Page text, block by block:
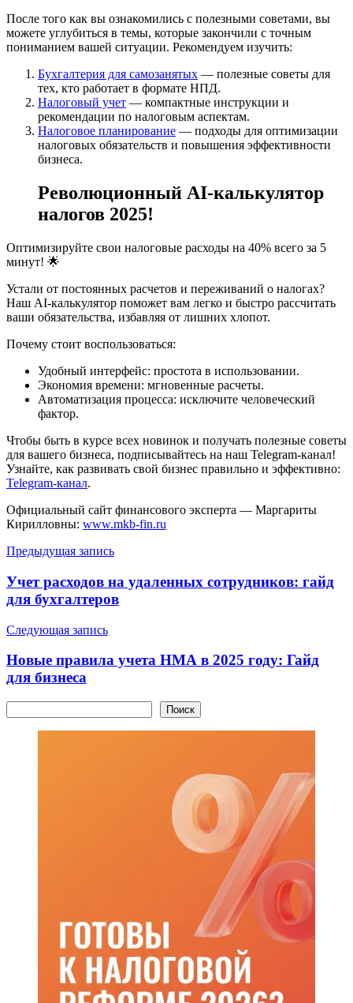
После того как вы ознакомились с полезными советами, вы
можете углубиться в темы, которые закончили с точным
пониманием вашей ситуации. Рекомендуем изучить:
Бухгалтерия для самозанятых — полезные советы для
тех, кто работает в формате НПД.
Налоговый учет — компактные инструкции и
рекомендации по налоговым аспектам.
Налоговое планирование — подходы для оптимизации
налоговых обязательств и повышения эффективности
бизнеса.
Революционный AI-калькулятор
налогов 2025!
Оптимизируйте свои налоговые расходы на 40% всего за 5
минут! 🌟
Устали от постоянных расчетов и переживаний о налогах?
Наш AI-калькулятор поможет вам легко и быстро рассчитать
ваши обязательства, избавляя от лишних хлопот.
Почему стоит воспользоваться:
Удобный интерфейс: простота в использовании.
Экономия времени: мгновенные расчеты.
Автоматизация процесса: исключите человеческий
фактор.
Чтобы быть в курсе всех новинок и получать полезные советы
для вашего бизнеса, подписывайтесь на наш Telegram-канал!
Узнайте, как развивать свой бизнес правильно и эффективно:
Telegram-канал.
Официальный сайт финансового эксперта — Маргариты
Кирилловны: www.mkb-fin.ru
Навигация
по
записям
Предыдущая запись
Учет расходов на удаленных сотрудников: гайд
для бухгалтеров
Следующая запись
Новые правила учета НМА в 2025 году: Гайд
для бизнеса
Поиск